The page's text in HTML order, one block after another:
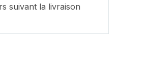
suivant la livraison